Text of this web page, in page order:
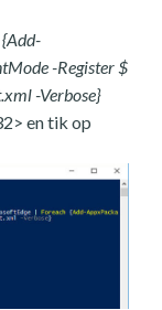
-Register $
-Verbose}
en tik op